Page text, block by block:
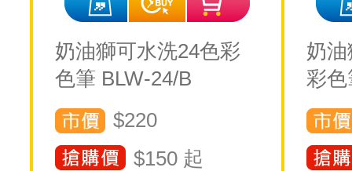
奶油獅可水洗24色彩
色筆 BLW-24/B
$220
$150 起
奶
彩